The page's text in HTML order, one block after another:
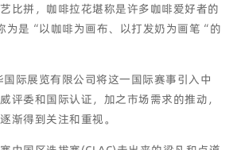
比拼，咖啡拉花堪称是许多咖啡爱好者的
为是“以咖啡为画布、以打发奶为画笔“的
际展览有限公司将这一国际赛事引入中
评委和国际认证，加之市场需求的推动，
渐得到关注和重视。